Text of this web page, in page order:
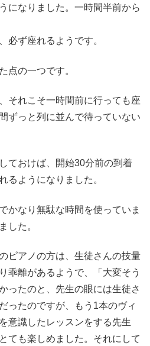
になりました。一時間半前から
必ず座れるようです。
点の一つです。
それこそ一時間前に行っても座
ずっと列に並んで待っていない
ておけば、開始30分前の到着
るようになりました。
かなり無駄な時間を使っていま
した。
ピアノの方は、生徒さんの技量
乖離があるようで、「大変そう
ったのと、先生の眼には生徒さ
ったのですが、もう1本のヴィ
意識したレッスンをする先生
ても楽しめました。それにして